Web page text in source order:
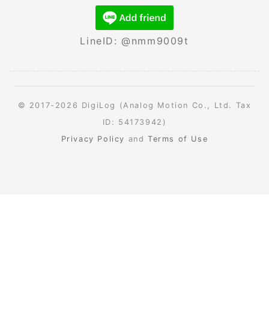
LineID: @nmm9009t
© 2017-2026 DigiLog (Analog Motion Co., Ltd. Tax
ID: 54173942)
Privacy Policy andTerms of Use